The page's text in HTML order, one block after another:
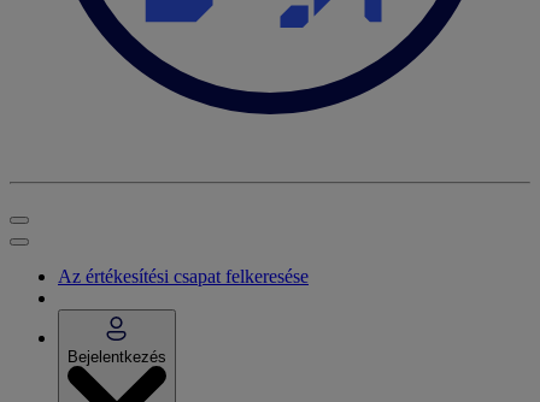
Az értékesítési csapat felkeresése
Bejelentkezés